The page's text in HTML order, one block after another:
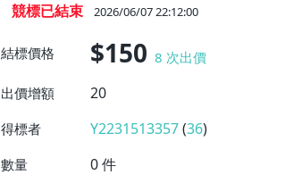
競標已結束 2026/06/07 22:12:00
結標價格 $150 8 次出價
出價增額
20
得標者 Y2231513357 (36)
數量 0件